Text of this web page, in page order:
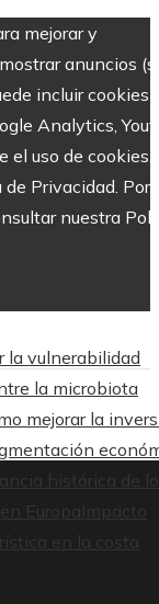
mejorar y
anuncios
incluir cookies
Analytics,
el uso de cookies.
Privacidad. Por
nuestra
la vulnerabilidad
la microbiota
mejorar la
histórica de
Europa
Impacto
en la costa